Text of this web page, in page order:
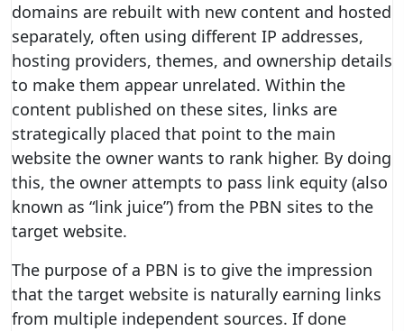
domains are rebuilt with new content and hosted
separately, often using different IP addresses,
hosting providers, themes, and ownership details
to make them appear unrelated. Within the
content published on these sites, links are
strategically placed that point to the main
website the owner wants to rank higher. By doing
this, the owner attempts to pass link equity (also
known as “link juice”) from the PBN sites to the
target website.
The purpose of a PBN is to give the impression
that the target website is naturally earning links
from multiple independent sources. If done